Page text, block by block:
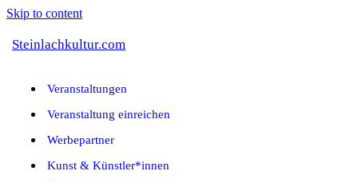
Skip to content
Steinlachkultur.com
Veranstaltungen
Veranstaltung einreichen
Werbepartner
Kunst & Künstler*innen